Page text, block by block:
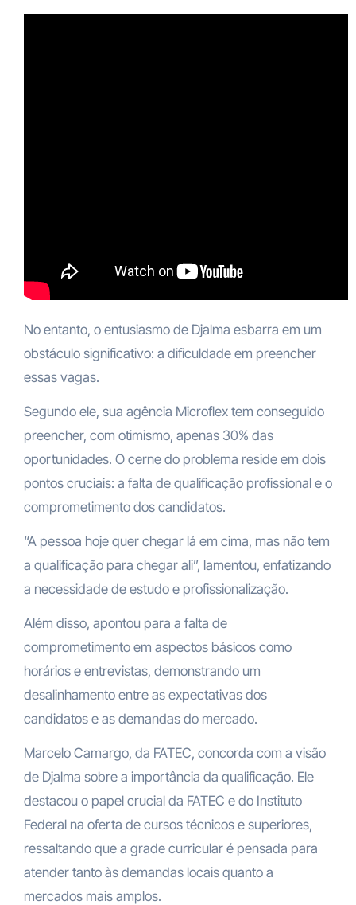
No entanto, o entusiasmo de Djalma esbarra em um
obstáculo significativo: a dificuldade em preencher
essas vagas.
Segundo ele, sua agência Microflex tem conseguido
preencher, com otimismo, apenas 30% das
oportunidades. O cerne do problema reside em dois
pontos cruciais: a falta de qualificação profissional e o
comprometimento dos candidatos.
“A pessoa hoje quer chegar lá em cima, mas não tem
a qualificação para chegar ali”, lamentou, enfatizando
a necessidade de estudo e profissionalização.
Além disso, apontou para a falta de
comprometimento em aspectos básicos como
horários e entrevistas, demonstrando um
desalinhamento entre as expectativas dos
candidatos e as demandas do mercado.
Marcelo Camargo, da FATEC, concorda com a visão
de Djalma sobre a importância da qualificação. Ele
destacou o papel crucial da FATEC e do Instituto
Federal na oferta de cursos técnicos e superiores,
ressaltando que a grade curricular é pensada para
atender tanto às demandas locais quanto a
mercados mais amplos.